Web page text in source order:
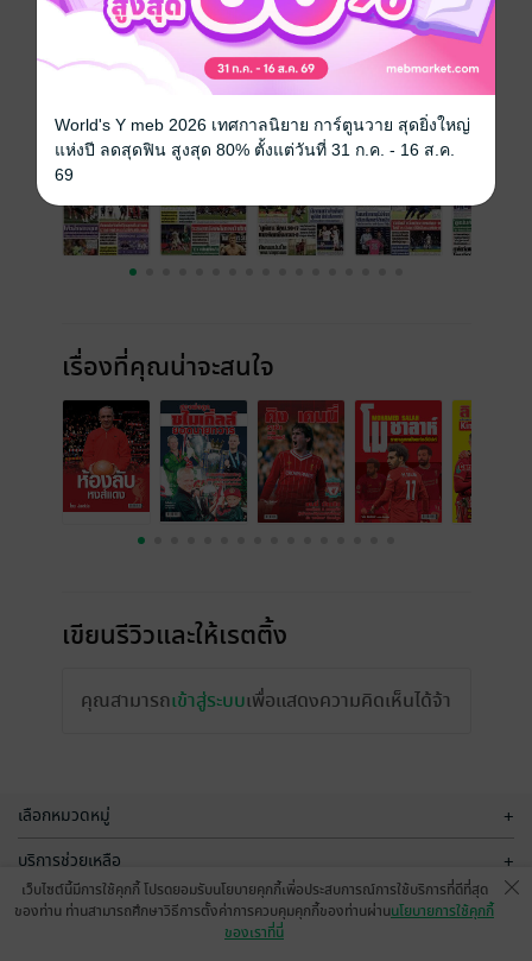
ราคาปก 20 บาท
ดูทั้งหมด
เรื่องที่คุณน่าจะสนใจ
เขียนรีวิวและให้เรตติ้ง
คุณสามารถเข้าสู่ระบบเพื่อแสดงความคิดเห็นได้จ้า
เลือกหมวดหมู่ +
บริการช่วยเหลือ +
เกี่ยวกับเรา
เว็บไซต์นี้มีการใช้คุกกี้ โปรดยอมรับนโยบายคุกกี้เพื่อประสบการณ์การใช้บริการที่ดีที่สุด
ของท่าน ท่านสามารถศึกษาวิธีการตั้งค่าการควบคุมคุกกี้ของท่านผ่านนโยบายการใช้คุกกี้
ของเราที่นี่
World's Y meb 2026 เทศกาลนิยาย การ์ตูนวาย สุดยิ่งใหญ่
แห่งปี ลดสุดฟิน สูงสุด 80% ตั้งแต่วันที่ 31 ก.ค. - 16 ส.ค.
69